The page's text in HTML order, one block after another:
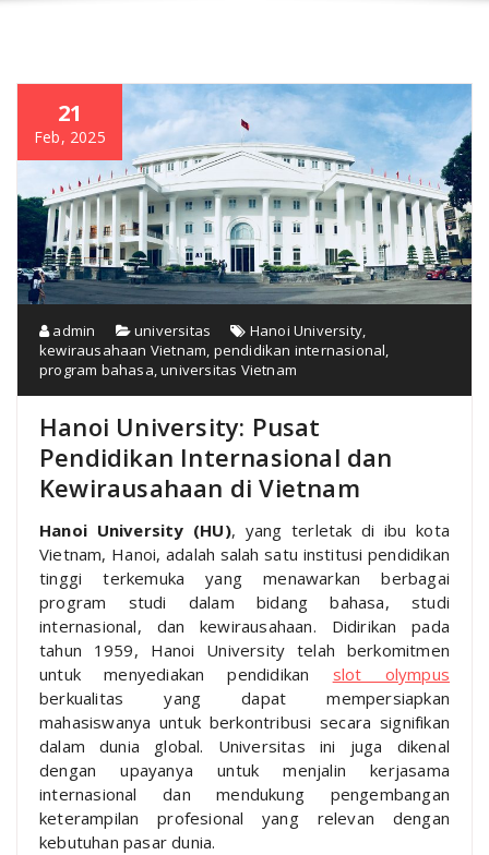
21
Feb, 2025
admin universitas Hanoi University,
kewirausahaan Vietnam, pendidikan internasional,
program bahasa,universitas Vietnam
Hanoi University: Pusat
Pendidikan Internasional dan
Kewirausahaan di Vietnam
Hanoi University (HU), yang terletak di ibu kota
Vietnam, Hanoi, adalah salah satu institusi pendidikan
tinggi terkemuka yang menawarkan berbagai
program studi dalam bidang bahasa, studi
internasional, dan kewirausahaan. Didirikan pada
tahun 1959, Hanoi University telah berkomitmen
untuk menyediakan pendidikan slot olympus
berkualitas yang dapat mempersiapkan
mahasiswanya untuk berkontribusi secara signifikan
dalam dunia global. Universitas ini juga dikenal
dengan upayanya untuk menjalin kerjasama
internasional dan mendukung pengembangan
keterampilan profesional yang relevan dengan
kebutuhan pasar dunia.